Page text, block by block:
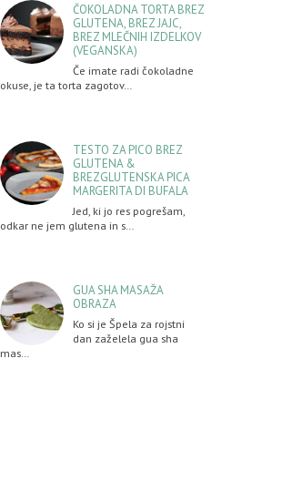
ČOKOLADNA TORTA BREZ
GLUTENA, BREZ JAJC,
BREZ MLEČNIH IZDELKOV
(VEGANSKA)
Če imate radi čokoladne
okuse, je ta torta zagotov…
TESTO ZA PICO BREZ
GLUTENA &
BREZGLUTENSKA PICA
MARGERITA DI BUFALA
Jed, ki jo res pogrešam,
odkar ne jem glutena in s…
GUA SHA MASAŽA
OBRAZA
Ko si je Špela za rojstni
dan zaželela gua sha
mas…